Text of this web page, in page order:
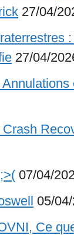
27/04/
27/04/
07/04/
05/
Ce